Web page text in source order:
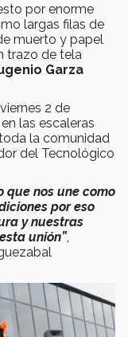
por enorme
largas filas de
muerto y papel
trazo de tela
Garza
viernes 2 de
las escaleras
la comunidad
del Tecnológico
nos une como
por eso
y nuestras
unión”,